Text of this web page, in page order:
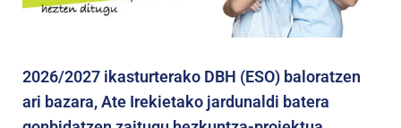
2026/2027 ikasturterako DBH (ESO) baloratzen
ari bazara, Ate Irekietako jardunaldi batera